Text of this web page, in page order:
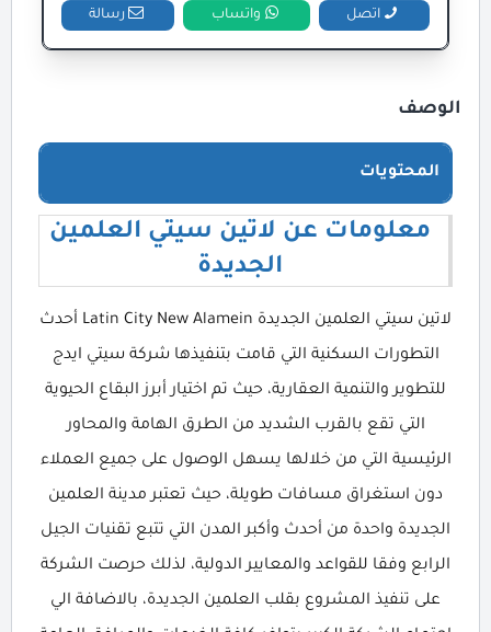
اتصل واتساب رسالة
الوصف
المحتويات
معلومات عن لاتين سيتي العلمين
الجديدة
لاتين سيتي العلمين الجديدة Latin City New Alamein أحدث
التطورات السكنية التي قامت بتنفيذها شركة سيتي ايدج
للتطوير والتنمية العقارية، حيث تم اختيار أبرز البقاع الحيوية
التي تقع بالقرب الشديد من الطرق الهامة والمحاور
الرئيسية التي من خلالها يسهل الوصول على جميع العملاء
دون استغراق مسافات طويلة، حيث تعتبر مدينة العلمين
الجديدة واحدة من أحدث وأكبر المدن التي تتبع تقنيات الجيل
الرابع وفقا للقواعد والمعايير الدولية، لذلك حرصت الشركة
على تنفيذ المشروع بقلب العلمين الجديدة، بالاضافة الي